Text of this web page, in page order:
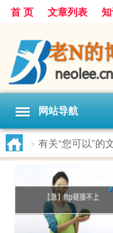
首 页 文章列表
网站导航
> 有关“您可以”的